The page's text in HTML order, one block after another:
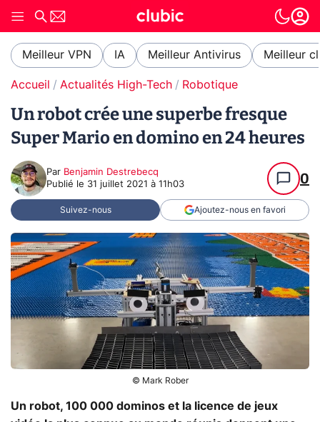
Meilleur VPN IA Meilleur Antivirus Meilleur
Accueil Actualités High-Tech Robotique
Un robot crée une superbe fresque
Super Mario en domino en 24 heures
Par Benjamin Destrebecq
Publié le 31 juillet 2021 à 11h03 0
Suivez-nous Ajoutez-nous en favori
© Mark Rober
Un robot, 100 000 dominos et la licence de jeux